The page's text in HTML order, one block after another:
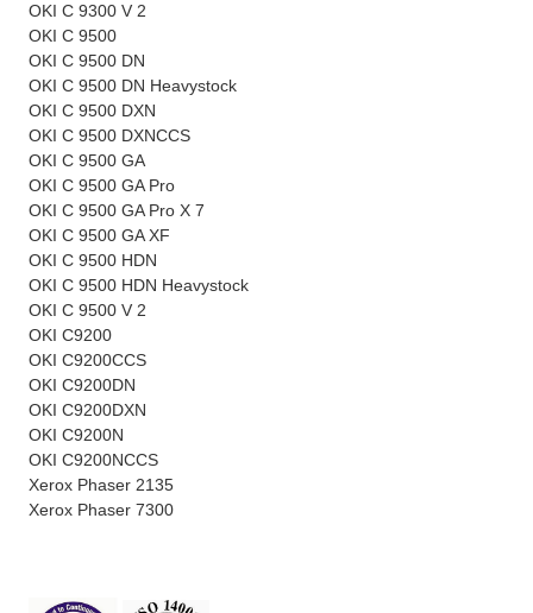
OKI C 9300 V 2
OKI C 9500
OKI C 9500 DN
OKI C 9500 DN Heavystock
OKI C 9500 DXN
OKI C 9500 DXNCCS
OKI C 9500 GA
OKI C 9500 GA Pro
OKI C 9500 GA Pro X 7
OKI C 9500 GA XF
OKI C 9500 HDN
OKI C 9500 HDN Heavystock
OKI C 9500 V 2
OKI C9200
OKI C9200CCS
OKI C9200DN
OKI C9200DXN
OKI C9200N
OKI C9200NCCS
Xerox Phaser 2135
Xerox Phaser 7300